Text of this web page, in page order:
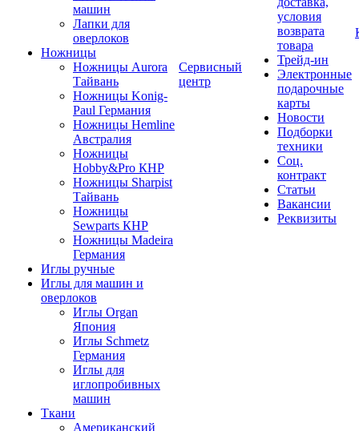
машин
Лапки для
оверлоков
Ножницы
Ножницы Aurora
Тайвань
Ножницы Konig-
Paul Германия
Ножницы Hemline
Австралия
Ножницы
Hobby&Pro КНР
Ножницы Sharpist
Тайвань
Ножницы
Sewparts КНР
Ножницы Madeira
Германия
Иглы ручные
Иглы для машин и
оверлоков
Иглы Organ
Япония
Иглы Schmetz
Германия
Иглы для
иглопробивных
машин
Ткани
Американский
Сервисный
центр
условия
возврата
товара
Трейд-ин
Электронные
подарочные
карты
Новости
Подборки
техники
Соц.
контракт
Статьи
Вакансии
Реквизиты